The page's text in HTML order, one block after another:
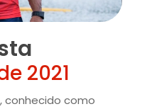
2021
conhecido como